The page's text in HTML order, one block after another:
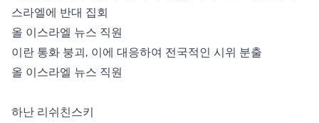
스라엘에 반대 집회
올 이스라엘 뉴스 직원
이란 통화 붕괴, 이에 대응하여 전국적인 시위 분출
올 이스라엘 뉴스 직원
하난 리쉬친스키